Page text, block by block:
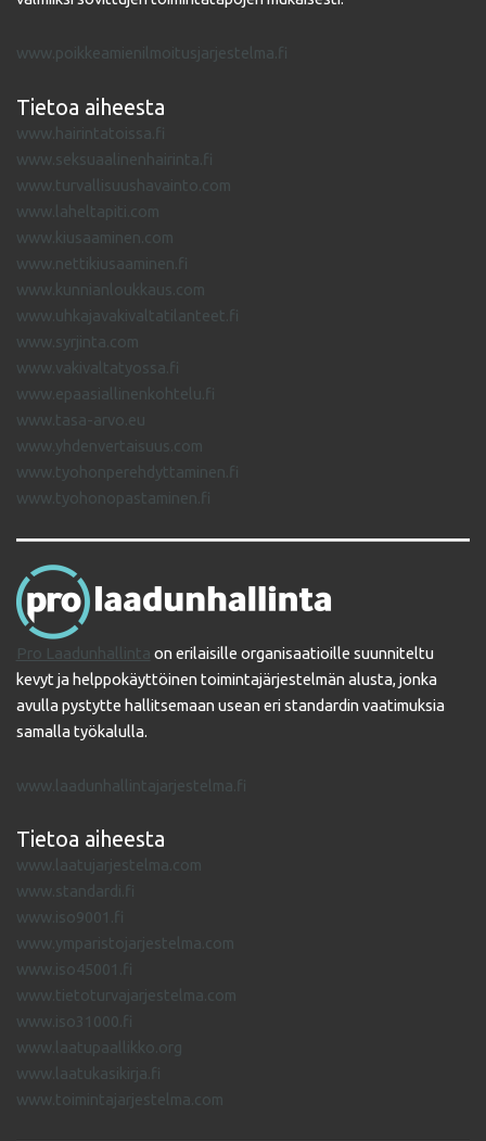
www.poikkeamienilmoitusjarjestelma.fi
Tietoa aiheesta
www.hairintatoissa.fi
www.seksuaalinenhairinta.fi
www.turvallisuushavainto.com
www.laheltapiti.com
www.kiusaaminen.com
www.nettikiusaaminen.fi
www.kunnianloukkaus.com
www.uhkajavakivaltatilanteet.fi
www.syrjinta.com
www.vakivaltatyossa.fi
www.epaasiallinenkohtelu.fi
www.tasa-arvo.eu
www.yhdenvertaisuus.com
www.tyohonperehdyttaminen.fi
www.tyohonopastaminen.fi
Pro Laadunhallinta on erilaisille organisaatioille suunniteltu
kevyt ja helppokäyttöinen toimintajärjestelmän alusta, jonka
avulla pystytte hallitsemaan usean eri standardin vaatimuksia
samalla työkalulla.
www.laadunhallintajarjestelma.fi
Tietoa aiheesta
www.laatujarjestelma.com
www.standardi.fi
www.iso9001.fi
www.ymparistojarjestelma.com
www.iso45001.fi
www.tietoturvajarjestelma.com
www.iso31000.fi
www.laatupaallikko.org
www.laatukasikirja.fi
www.toimintajarjestelma.com